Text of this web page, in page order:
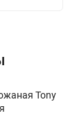
Tony